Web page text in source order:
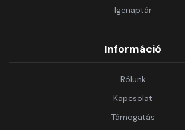
Igenaptár
Információ
Rólunk
Kapcsolat
Támogatás